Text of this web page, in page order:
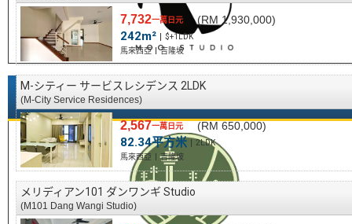
私人住宿管理
7,732一萬日元 (RM 1,930,000)
242m²
$+1LDK
馬來西亞
吉隆坡
M-シティー サービスレシデンス 2LDK
(M-City Service Residences)
2,567一萬日元 (RM 650,000)
82.34平方米
2LDK
馬來西亞
吉隆坡
メリディアン101 ダンワンギ Studio
(M101 Dang Wangi Studio)